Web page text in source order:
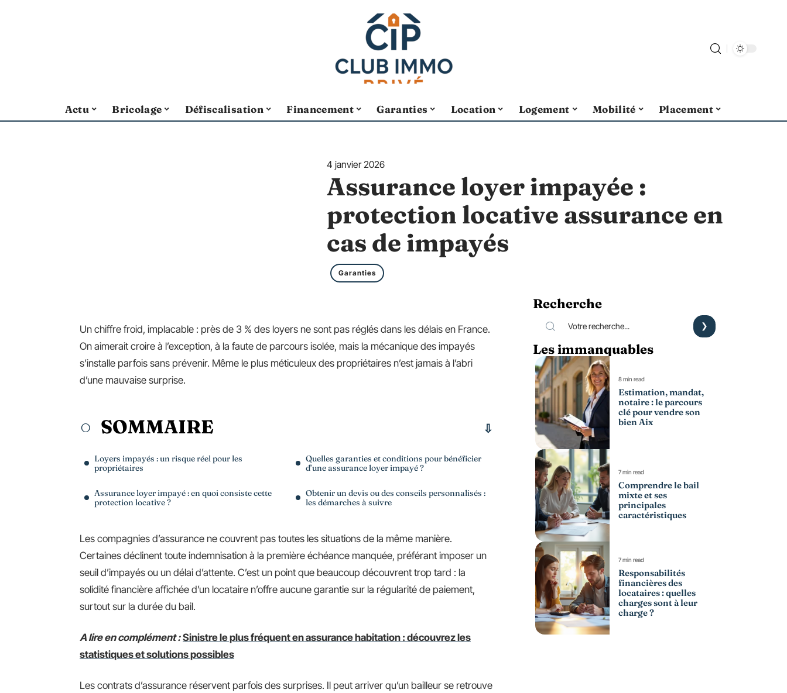
Actu Bricolage Défiscalisation Financement Garanties Location Logement Mobilité Placement
4 janvier 2026
Assurance loyer impayée :
protection locative assurance en
cas de impayés
Garanties
Un chiffre froid, implacable : près de 3 % des loyers ne sont pas réglés dans les délais en France.
On aimerait croire à l’exception, à la faute de parcours isolée, mais la mécanique des impayés
s’installe parfois sans prévenir. Même le plus méticuleux des propriétaires n’est jamais à l’abri
d’une mauvaise surprise.
SOMMAIRE
Loyers impayés : un risque réel pour les
propriétaires
Assurance loyer impayé : en quoi consiste cette
protection locative ?
Quelles garanties et conditions pour bénéficier
d’une assurance loyer impayé ?
Obtenir un devis ou des conseils personnalisés :
les démarches à suivre
Les compagnies d’assurance ne couvrent pas toutes les situations de la même manière.
Certaines déclinent toute indemnisation à la première échéance manquée, préférant imposer un
seuil d’impayés ou un délai d’attente. C’est un point que beaucoup découvrent trop tard : la
solidité financière affichée d’un locataire n’offre aucune garantie sur la régularité de paiement,
surtout sur la durée du bail.
A lire en complément : Sinistre le plus fréquent en assurance habitation : découvrez les
statistiques et solutions possibles
Les contrats d’assurance réservent parfois des surprises. Il peut arriver qu’un bailleur se retrouve
Recherche
Les immanquables
8 min read
Estimation, mandat,
notaire : le parcours
clé pour vendre son
bien Aix
7 min read
Comprendre le bail
mixte et ses
principales
caractéristiques
7 min read
Responsabilités
financières des
locataires : quelles
charges sont à leur
charge ?